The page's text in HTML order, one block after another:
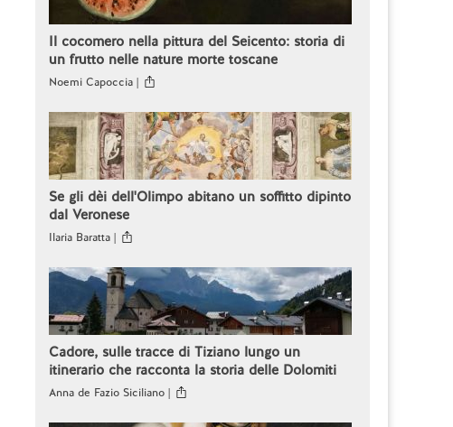
Il cocomero nella pittura del Seicento: storia di
un frutto nelle nature morte toscane
Noemi Capoccia |
Se gli dèi dell'Olimpo abitano un soffitto dipinto
dal Veronese
Ilaria Baratta |
Cadore, sulle tracce di Tiziano lungo un
itinerario che racconta la storia delle Dolomiti
Anna de Fazio Siciliano |